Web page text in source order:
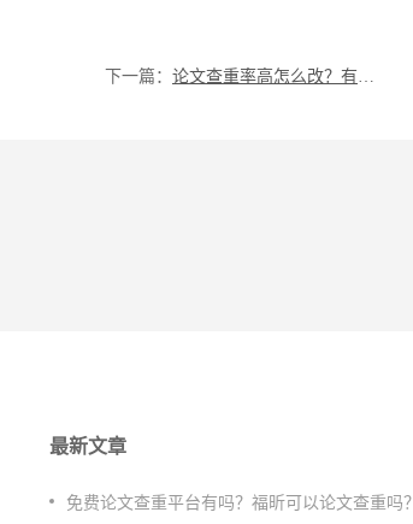
下一篇： 论文查重率高怎么改？有没有好用的查重软件？
最新文章
免费论文查重平台有吗？福昕可以论文查重吗？